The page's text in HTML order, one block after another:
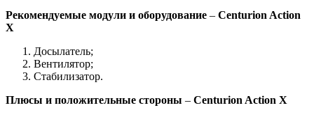
Рекомендуемые модули и оборудование – CenturionAction
X
Досылатель;
Вентилятор;
Стабилизатор.
Плюсы и положительные стороны – CenturionAction X